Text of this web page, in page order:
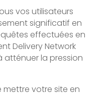
vos utilisateurs
significatif en
effectuées en
Delivery Network
atténuer la pression
mettre votre site en